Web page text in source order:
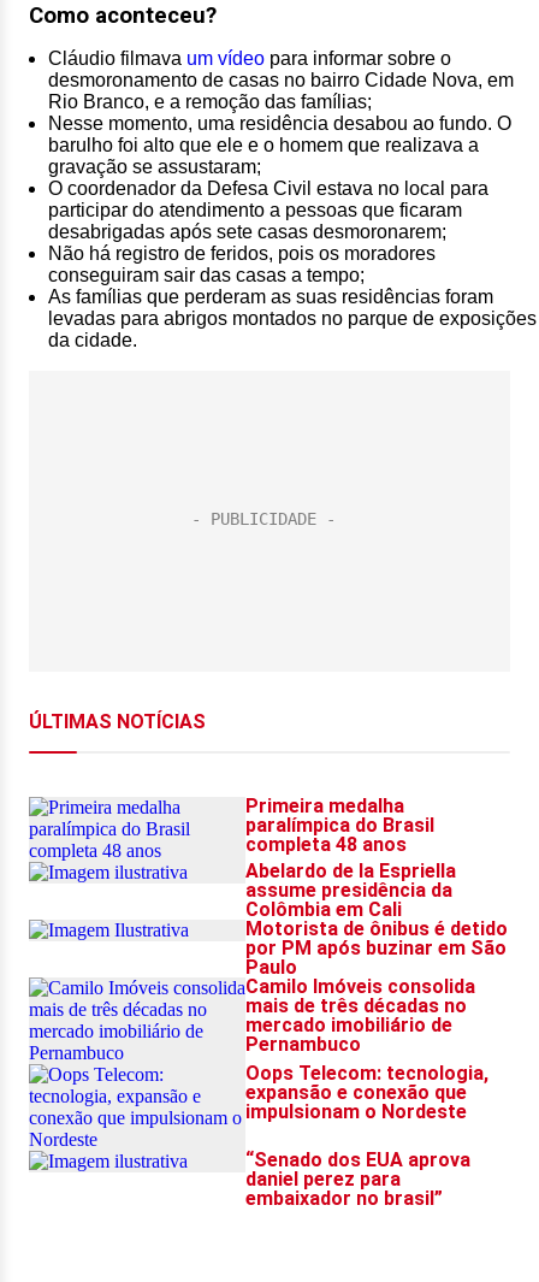
Como aconteceu?
Cláudio filmava um vídeo para informar sobre o
desmoronamento de casas no bairro Cidade Nova, em
Rio Branco, e a remoção das famílias;
Nesse momento, uma residência desabou ao fundo. O
barulho foi alto que ele e o homem que realizava a
gravação se assustaram;
O coordenador da Defesa Civil estava no local para
participar do atendimento a pessoas que ficaram
desabrigadas após sete casas desmoronarem;
Não há registro de feridos, pois os moradores
conseguiram sair das casas a tempo;
As famílias que perderam as suas residências foram
levadas para abrigos montados no parque de exposições
da cidade.